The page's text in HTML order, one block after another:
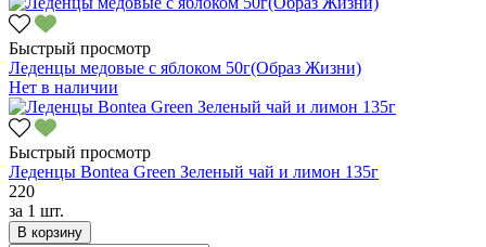
Быстрый просмотр
Леденцы медовые с яблоком 50г(Образ Жизни)
Нет в наличии
Быстрый просмотр
Леденцы Bontea Green Зеленый чай и лимон 135г
220
за 1 шт.
В корзину